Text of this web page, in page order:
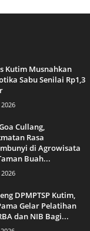
Kutim Musnahkan
Sabu Senilai Rp1,3
Cullang,
Rasa
di Agrowisata
Buah...
DPMPTSP Kutim,
Gelar Pelatihan
dan NIB Bagi...